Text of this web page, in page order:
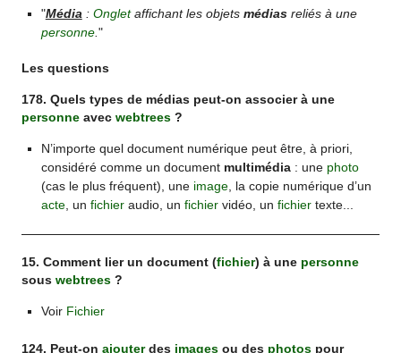
"Média : Ongletaffichant les objets médiasreliés à une
personne. "
Les questions
178. Quels types de médias peut-on associer à une
personne avecwebtrees ?
N’importe quel document numérique peut être, à priori,
considéré comme un document multimédia: une photo
(cas le plus fréquent), une image, la copie numérique d’un
acte, un fichieraudio, un fichiervidéo, un fichiertexte...
15. Comment lier un document (fichier) à une personne
souswebtrees ?
Voir Fichier
124. Peut-onajouterdes images ou des photos pour